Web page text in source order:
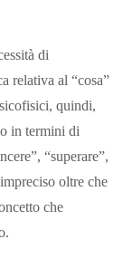
di
relativa al “cosa”
quindi,
in termini di
“superare”,
oltre che
che